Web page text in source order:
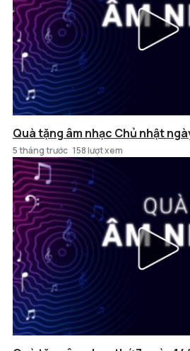
Quà tặng âm nhạc Chủ nhật
5 tháng trước 158 lượt xem